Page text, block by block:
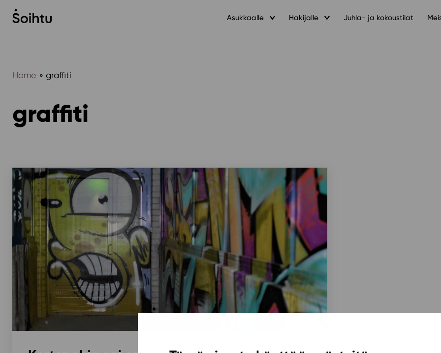
Siirry
sisältöön
Asukkaalle Hakijalle Juhla- ja kokoustilat
Home » graffiti
graffiti